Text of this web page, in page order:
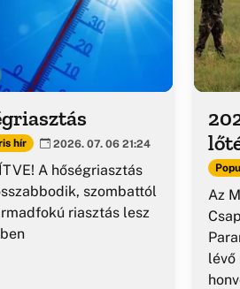
hír 2026. 07. 06 21:24
A hőségriasztás
szombattól
riasztás lesz
Az
lévő